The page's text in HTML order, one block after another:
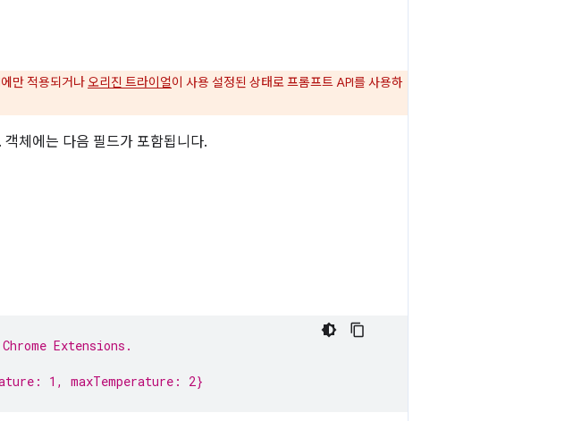
만 적용되거나오리진 트라이얼이 사용 설정된 상태로 프롬프트 API를 사용하
체에는 다음 필드가 포함됩니다.
Extensions.
1, maxTemperature: 2}